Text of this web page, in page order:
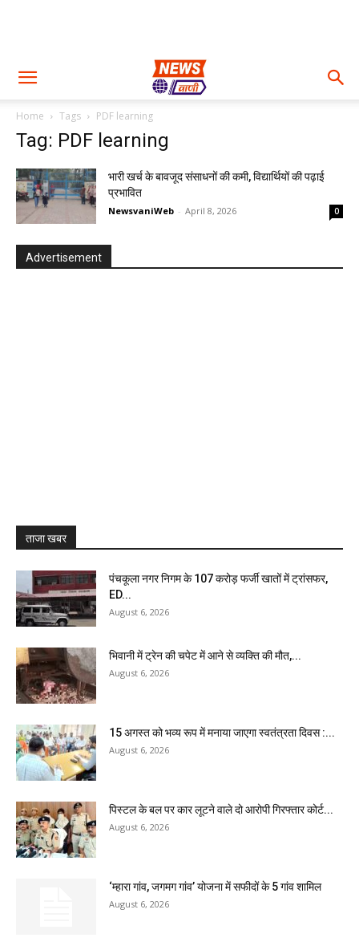
Home Tags PDF learning
Tag: PDF learning
भारी खर्च के बावजूद संसाधनों की कमी, विद्यार्थियों की पढ़ाई
प्रभावित
NewsvaniWeb - April 8, 2026 0
Advertisement
ताजा खबर
पंचकूला नगर निगम के ₹107 करोड़ फर्जी खातों में ट्रांसफर,
ED...
August 6, 2026
भिवानी में ट्रेन की चपेट में आने से व्यक्ति की मौत,...
August 6, 2026
15 अगस्त को भव्य रूप में मनाया जाएगा स्वतंत्रता दिवस :...
August 6, 2026
पिस्टल के बल पर कार लूटने वाले दो आरोपी गिरफ्तार कोर्ट...
August 6, 2026
‘म्हारा गांव, जगमग गांव’ योजना में सफीदों के 5 गांव शामिल
August 6, 2026